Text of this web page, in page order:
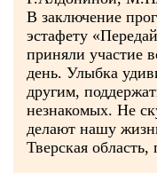
В заключение
эстафету
приняли участие
день. Улыбка
другим,
незнакомых. Не
делают нашу
Тверская